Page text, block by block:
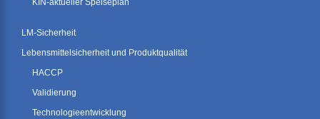
KIN-aktueller Speiseplan
LM-Sicherheit
Lebensmittelsicherheit und Produktqualität
HACCP
Validierung
Technologieentwicklung